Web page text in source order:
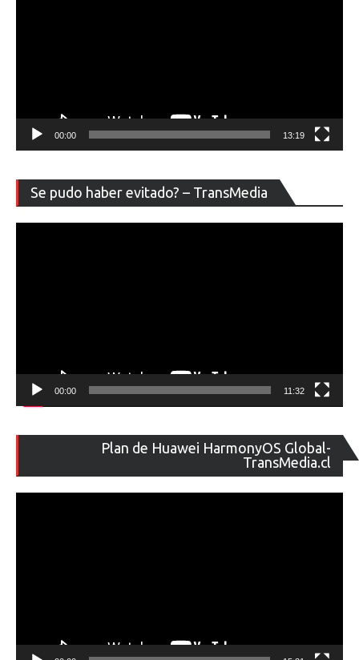
00:00 13:19
Se pudo haber evitado? – TransMedia
de
00:00 11:32
Plan de Huawei HarmonyOS Global-
TransMedia.cl
de